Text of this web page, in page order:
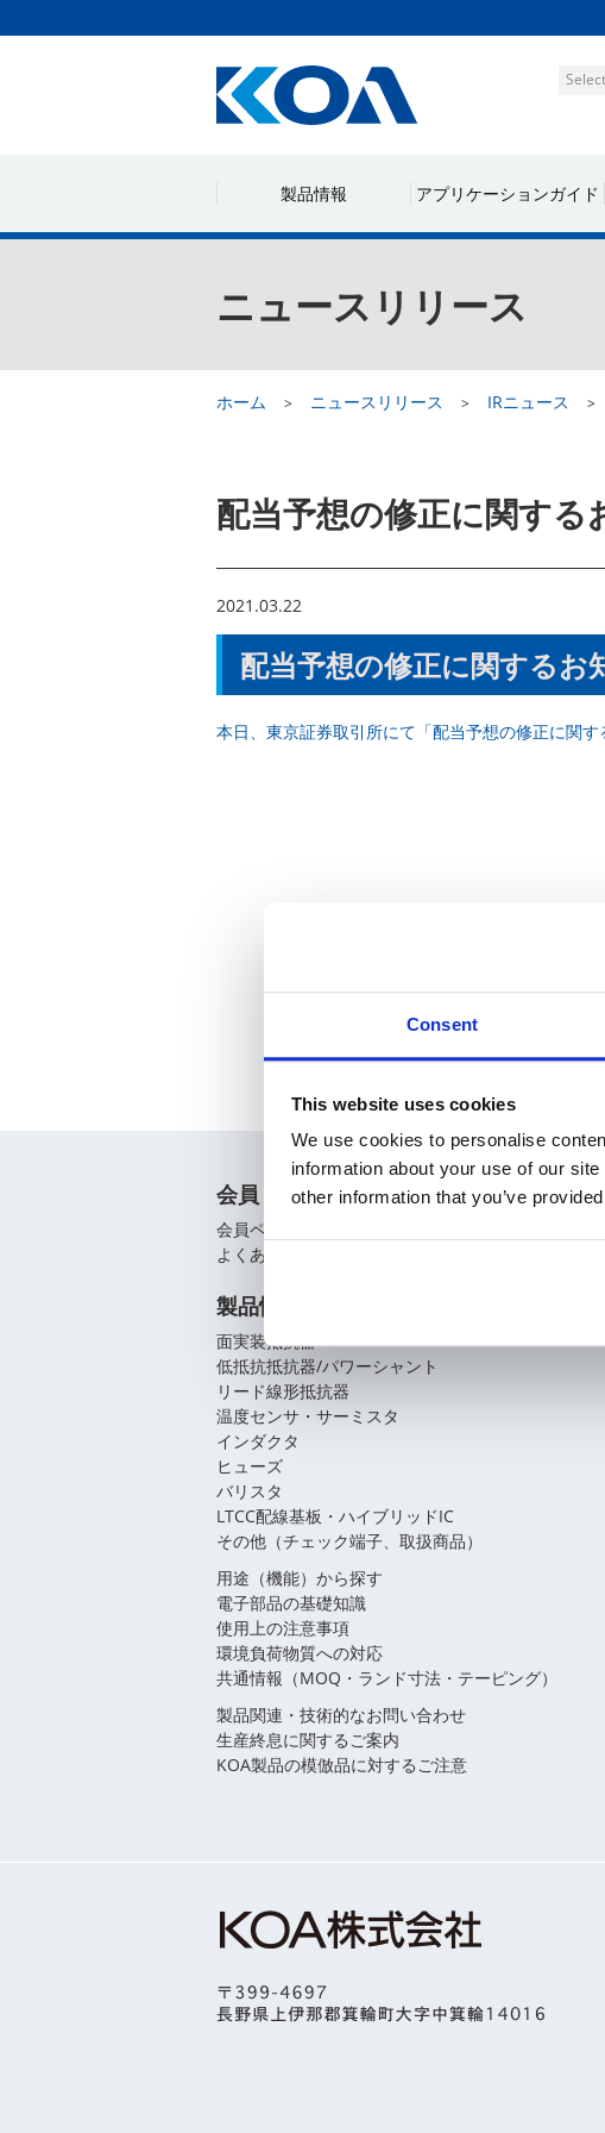
Consent
This website uses cookies
We use cookies to personalise
information about your use of our
other information that you’ve
製品情報 アプリケーションガイド
ニュースリリース
ホーム ニュースリリース IRニュース
配当予想の修正に関する
2021.03.22
配当予想の修正に関するお
本日、東京証券取引所にて「配当予想の修正に関す
会員
会員ページ
よくあるご質問（FAQ）
製品情報
面実装抵抗器
低抵抗抵抗器/パワーシャント
リード線形抵抗器
温度センサ・サーミスタ
インダクタ
ヒューズ
バリスタ
LTCC配線基板・ハイブリッドIC
その他（チェック端子、取扱商品）
用途（機能）から探す
電子部品の基礎知識
使用上の注意事項
環境負荷物質への対応
共通情報（MOQ・ランド寸法・テーピング）
製品関連・技術的なお問い合わせ
生産終息に関するご案内
KOA製品の模倣品に対するご注意